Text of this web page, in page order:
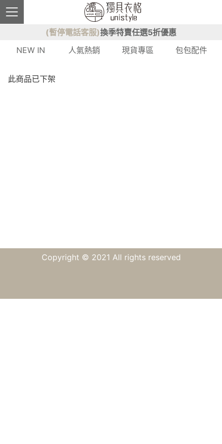
(暫停電話客服)換季特賣任選5折優惠
NEW IN
人氣熱銷 現貨專區 包包配件
此商品已下架
Copyright © 2021 All rights reserved